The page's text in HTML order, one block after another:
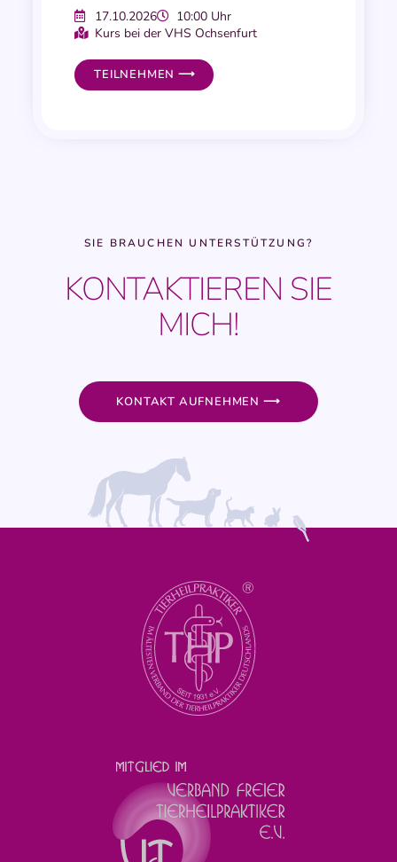
17.10.2026
10:00 Uhr
Kurs bei der VHS Ochsenfurt
TEILNEHMEN ⟶
SIE BRAUCHEN UNTERSTÜTZUNG?
KONTAKTIEREN SIE
MICH!
KONTAKT AUFNEHMEN ⟶